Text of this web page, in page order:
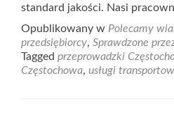
standard jakości. Nasi
Opublikowany w Polecamy
przedsiębiorcy, Sprawdzone
Tagged przeprowadzki
Częstochowa, usługi